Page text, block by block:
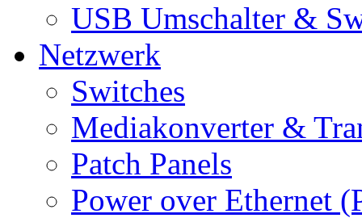
USB Umschalter &
Netzwerk
Switches
Mediakonverter &
Patch Panels
Power over Ethernet